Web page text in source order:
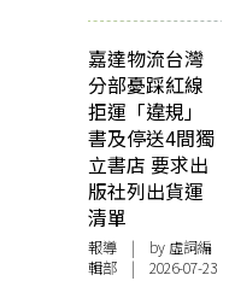
嘉達物流台灣
分部憂踩紅線
拒運「違規」
書及停送4間獨
立書店 要求出
版社列出貨運
清單
報導 | by 虛詞編
輯部 | 2026-07-23